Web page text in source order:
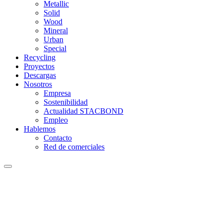
Metallic
Solid
Wood
Mineral
Urban
Special
Recycling
Proyectos
Descargas
Nosotros
Empresa
Sostenibilidad
Actualidad STACBOND
Empleo
Hablemos
Contacto
Red de comerciales